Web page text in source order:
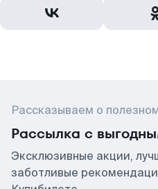
Рассказываем о
Рассылка с
Эксклюзивные акции,
заботливые